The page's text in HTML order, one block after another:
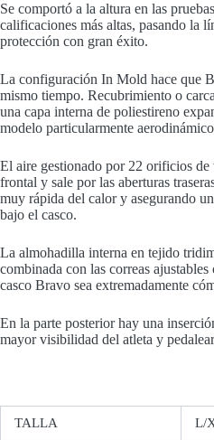
Se comportó a la altura en las
calificaciones más altas, pasando la
protección con gran éxito.
La configuración In Mold hace que
mismo tiempo. Recubrimiento o
una capa interna de poliestireno
modelo particularmente
El aire gestionado por 22 orificios
frontal y sale por las aberturas
muy rápida del calor y asegurando
bajo el casco.
La almohadilla interna en tejido
combinada con las correas
casco Bravo sea extremadamente
En la parte posterior hay una
mayor visibilidad del atleta y
TALLA L/